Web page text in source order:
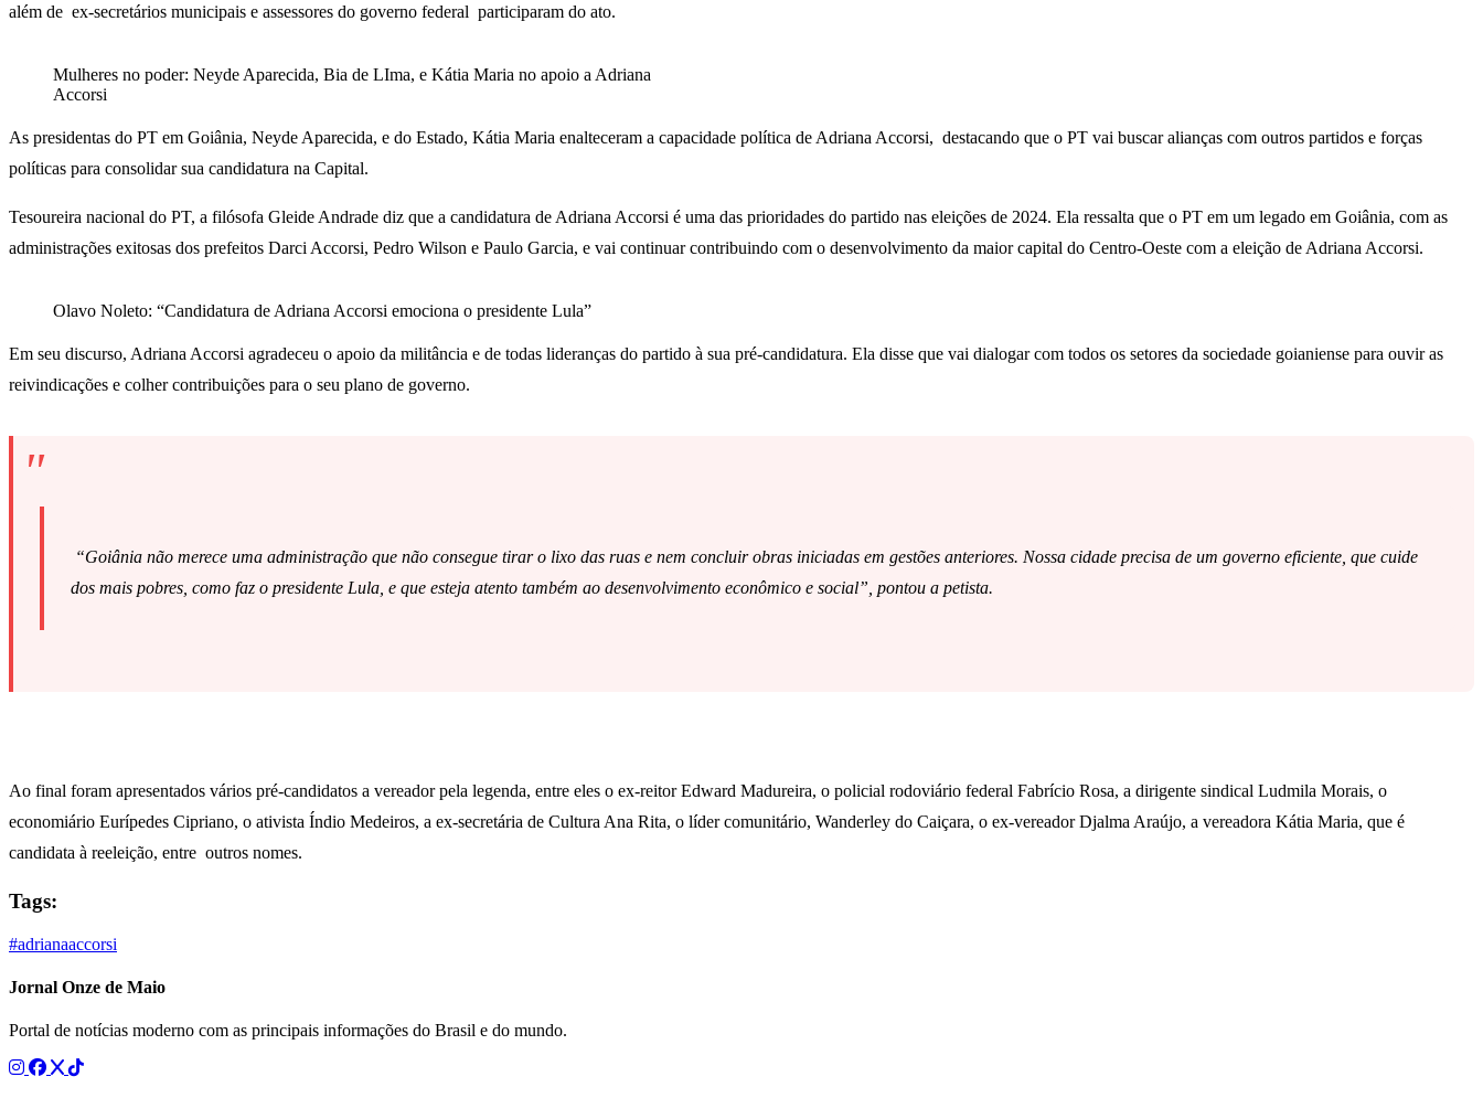
além de ex-secretários municipais e assessores do governo federal participaram do ato.
Mulheres no poder: Neyde Aparecida, Bia de LIma, e Kátia Maria no apoio a Adriana
Accorsi
As presidentas do PT em Goiânia, Neyde Aparecida, e do Estado, Kátia Maria enalteceram a capacidade política de Adriana Accorsi, destacando que o PT vai buscar alianças com outros partidos e forças
políticas para consolidar sua candidatura na Capital.
Tesoureira nacional do PT, a filósofa Gleide Andrade diz que a candidatura de Adriana Accorsi é uma das prioridades do partido nas eleições de 2024. Ela ressalta que o PT em um legado em Goiânia, com as
administrações exitosas dos prefeitos Darci Accorsi, Pedro Wilson e Paulo Garcia, e vai continuar contribuindo com o desenvolvimento da maior capital do Centro-Oeste com a eleição de Adriana Accorsi.
Olavo Noleto: “Candidatura de Adriana Accorsi emociona o presidente Lula”
Em seu discurso, Adriana Accorsi agradeceu o apoio da militância e de todas lideranças do partido à sua pré-candidatura. Ela disse que vai dialogar com todos os setores da sociedade goianiense para ouvir as
reivindicações e colher contribuições para o seu plano de governo.
“Goiânia não merece uma administração que não consegue tirar o lixo das ruas e nem concluir obras iniciadas em gestões anteriores. Nossa cidade precisa de um governo eficiente, que cuide
dos mais pobres, como faz o presidente Lula, e que esteja atento também ao desenvolvimento econômico e social”, pontou a petista.
Ao final foram apresentados vários pré-candidatos a vereador pela legenda, entre eles o ex-reitor Edward Madureira, o policial rodoviário federal Fabrício Rosa, a dirigente sindical Ludmila Morais, o
economiário Eurípedes Cipriano, o ativista Índio Medeiros, a ex-secretária de Cultura Ana Rita, o líder comunitário, Wanderley do Caiçara, o ex-vereador Djalma Araújo, a vereadora Kátia Maria, que é
candidata à reeleição, entre outros nomes.
Tags:
#adrianaaccorsi
Jornal Onze de Maio
Portal de notícias moderno com as principais informações do Brasil e do mundo.